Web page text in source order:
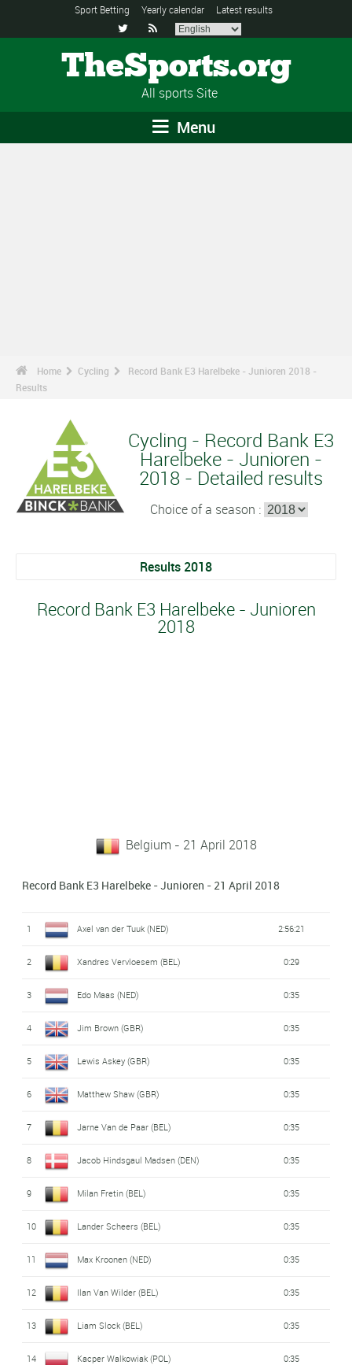
Sport Betting Yearly calendar Latest results
 
TheSports.org
All sports Site
Menu
Home Cycling
Record Bank E3 Harelbeke - Junioren 2018 -
Results
Cycling - Record Bank E3
Harelbeke - Junioren -
2018 - Detailed results
Choice of a season :
Results 2018
Record Bank E3 Harelbeke - Junioren
2018
Belgium - 21 April 2018
Record Bank E3 Harelbeke - Junioren - 21 April 2018
1 Axel van der Tuuk (NED) 2:56:21
2 Xandres Vervloesem (BEL) 0:29
3 Edo Maas (NED) 0:35
4 Jim Brown (GBR) 0:35
5 Lewis Askey (GBR) 0:35
6 Matthew Shaw (GBR) 0:35
7 Jarne Van de Paar (BEL) 0:35
8 Jacob Hindsgaul Madsen (DEN) 0:35
9 Milan Fretin (BEL) 0:35
10 Lander Scheers (BEL) 0:35
11 Max Kroonen (NED) 0:35
12 Ilan Van Wilder (BEL) 0:35
13 Liam Slock (BEL) 0:35
14 Kacper Walkowiak (POL) 0:35